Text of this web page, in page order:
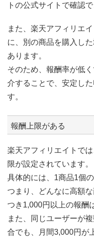
トの公式サイトで確認で
また、楽天アフィリエ
に、別の商品を購入し
あります。
そのため、報酬率が低
介することで、安定し
す。
報酬上限がある
楽天アフィリエイトで
限が設定されています。
具体的には、1商品1個
つまり、どんなに高額
つき1,000円以上の報酬
また、同じユーザーが
合でも、月間3,000円が